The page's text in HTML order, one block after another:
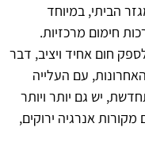
הביתי, במיוחד
חימום מרכזיות.
חום אחיד ויציב, דבר
עם העלייה
יש גם יותר ויותר
אנרגיה ירוקים,